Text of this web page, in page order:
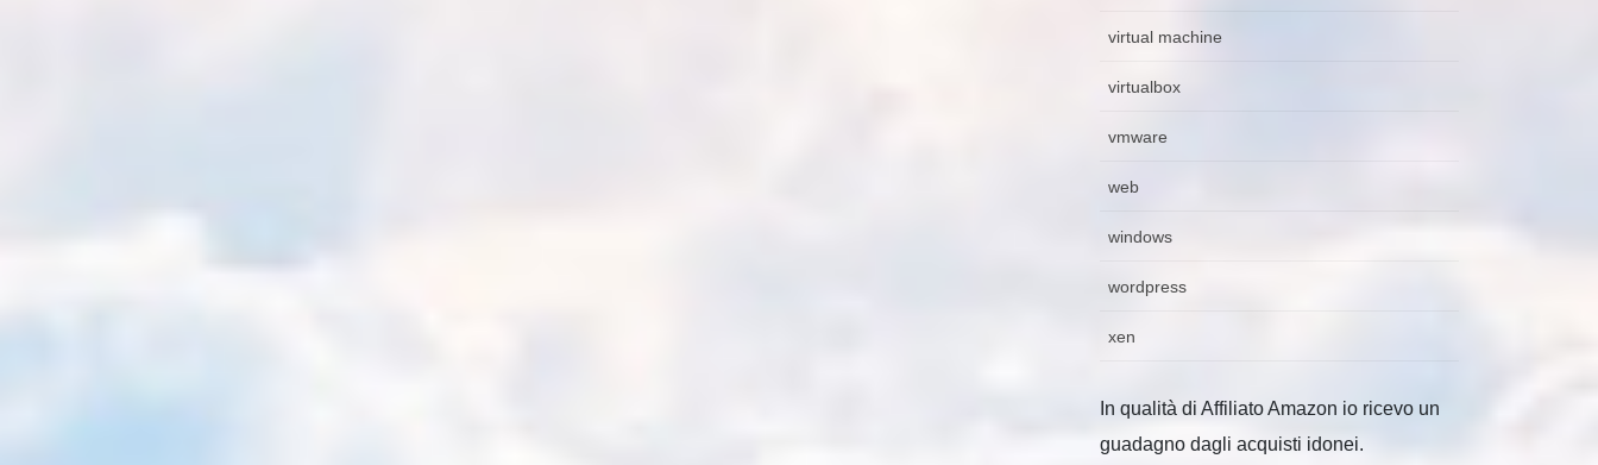
virtual machine
virtualbox
vmware
web
windows
wordpress
xen
In qualità di Affiliato Amazon io ricevo un
guadagno dagli acquisti idonei.